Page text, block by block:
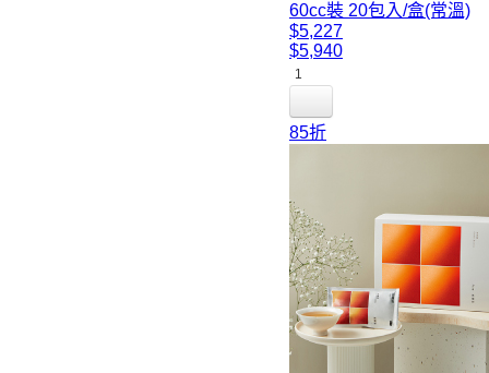
60cc裝 20包入/盒(常溫)
$5,227
$5,940
1
85折